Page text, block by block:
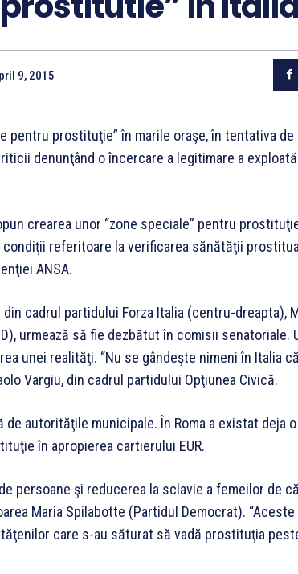
9, 2015
pentru prostituţie” în marile oraşe, în tentativa
denunţând o încercare a legitimare a
crearea unor “zone speciale” pentru
condiţii referitoare la verificarea sănătăţii
ANSA.
cadrul partidului Forza Italia (centru-dreapta),
urmează să fie dezbătut în comisii senatoriale.
unei realităţi. “Nu se gândeşte nimeni în Italia
Vargiu, din cadrul partidului Opţiunea Civică.
autorităţile municipale. În Roma a existat deja
în apropierea cartierului EUR.
persoane şi reducerea la sclavie a femeilor de
Maria Spilabotte (Partidul Democrat).
care s-au săturat să vadă prostituţia